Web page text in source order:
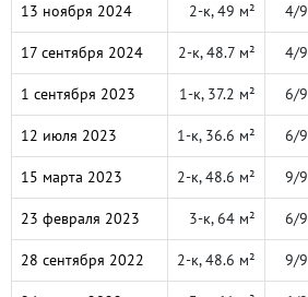
13 ноября 2024 2-к, 49 м² 4/9
17 сентября 2024 2-к, 48.7 м² 4/9
1 сентября 2023 1-к, 37.2 м² 6/9
12 июля 2023 1-к, 36.6 м² 6/9
15 марта 2023 2-к, 48.6 м² 9/9
23 февраля 2023 3-к, 64 м² 6/9
28 сентября 2022 2-к, 48.6 м² 9/9